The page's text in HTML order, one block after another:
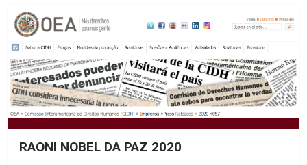
RAONI NOBEL DA PAZ 2020